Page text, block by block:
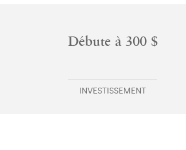
Débute à 300 $
INVESTISSEMENT